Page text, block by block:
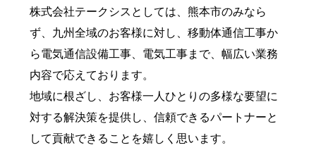
株式会社テークシスとしては、熊本市のみなら
ず、九州全域のお客様に対し、移動体通信工事か
ら電気通信設備工事、電気工事まで、幅広い業務
内容で応えております。
地域に根ざし、お客様一人ひとりの多様な要望に
対する解決策を提供し、信頼できるパートナーと
して貢献できることを嬉しく思います。